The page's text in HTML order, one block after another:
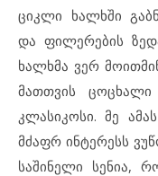
ციკლი ხალხში
და ფილერების
ხალხმა ვერ
მათთვის
კლასიკოსი. მე
მძაფრ ინტერესს
საშინელი სენია,